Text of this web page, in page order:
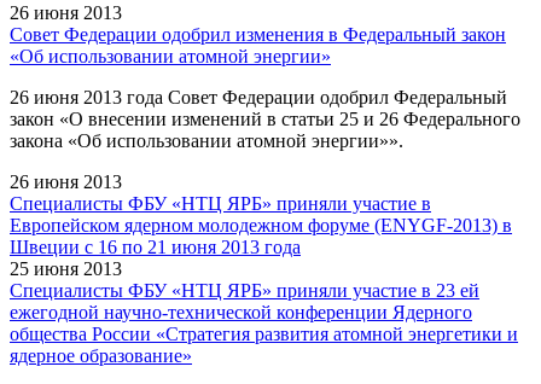
26 июня 2013
Совет Федерации одобрил изменения в Федеральный закон
«Об использовании атомной энергии»
26 июня 2013 года Совет Федерации одобрил Федеральный
закон «О внесении изменений в статьи 25 и 26 Федерального
закона «Об использовании атомной энергии»».
26 июня 2013
Специалисты ФБУ «НТЦ ЯРБ» приняли участие в
Европейском ядерном молодежном форуме (ENYGF-2013) в
Швеции с 16 по 21 июня 2013 года
25 июня 2013
Специалисты ФБУ «НТЦ ЯРБ» приняли участие в 23 ей
ежегодной научно-технической конференции Ядерного
общества России «Стратегия развития атомной энергетики и
ядерное образование»